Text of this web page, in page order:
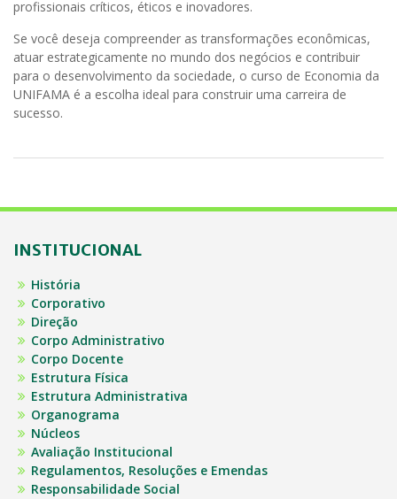
profissionais críticos, éticos e inovadores.
Se você deseja compreender as transformações econômicas,
atuar estrategicamente no mundo dos negócios e contribuir
para o desenvolvimento da sociedade, o curso de Economia da
UNIFAMA é a escolha ideal para construir uma carreira de
sucesso.
INSTITUCIONAL
História
Corporativo
Direção
Corpo Administrativo
Corpo Docente
Estrutura Física
Estrutura Administrativa
Organograma
Núcleos
Avaliação Institucional
Regulamentos, Resoluções e Emendas
Responsabilidade Social